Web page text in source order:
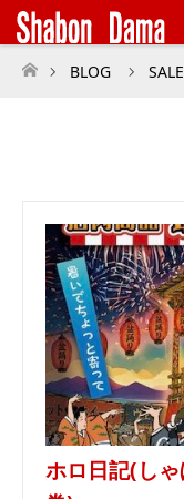
ホーム
BLOG
ホロ日記(し